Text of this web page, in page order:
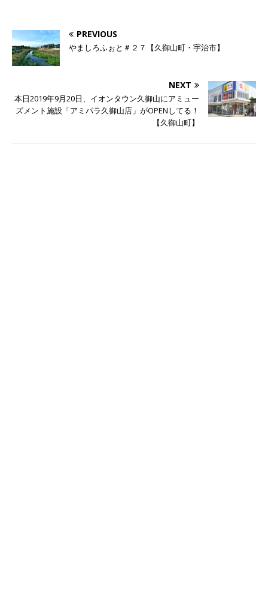
PREVIOUS
やましろふぉと＃２７【久御山町・宇治市】
NEXT
本日2019年9月20日、イオンタウン久御山にアミュー
ズメント施設「アミパラ久御山店」がOPENしてる！
【久御山町】